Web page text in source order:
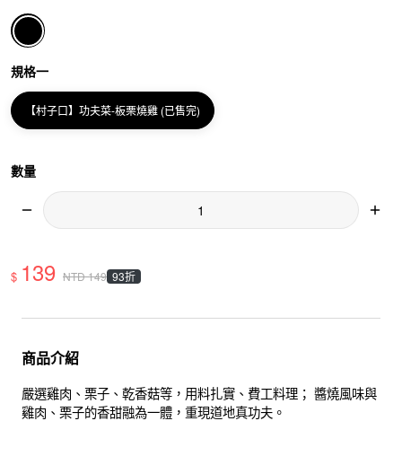
規格一
【村子口】功夫菜-板栗燒雞 (已售完)
數量
$ 139 NTD149 93折
商品介紹
嚴選雞肉、栗子、乾香菇等，用料扎實、費工料理； 醬燒風味與
雞肉、栗子的香甜融為一體，重現道地真功夫。